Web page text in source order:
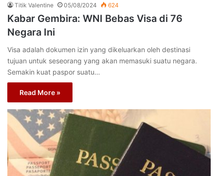
Titik Valentine 05/08/2024 624
Kabar Gembira: WNI Bebas Visa di 76
Negara Ini
Visa adalah dokumen izin yang dikeluarkan oleh destinasi
tujuan untuk seseorang yang akan memasuki suatu negara.
Semakin kuat paspor suatu…
Read More »